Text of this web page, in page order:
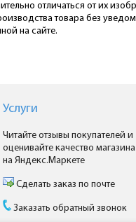
отличаться от их
товара без
на сайте.
Услуги
Читайте отзывы покупателей и
оценивайте качество магазина
на Яндекс.Маркете
Сделать заказ по почте
Заказать обратный звонок